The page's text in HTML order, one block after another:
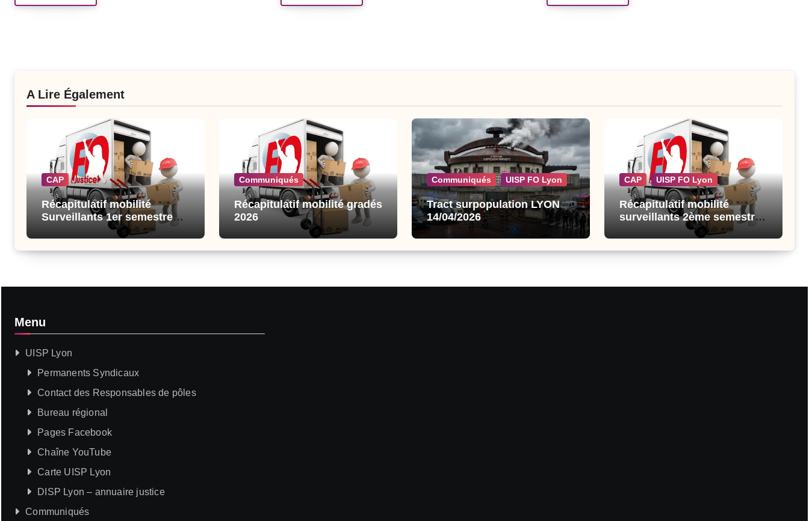
A Lire Également
CAP
Récapitulatif mobilité
Surveillants 1er semestre
Communiqués
Récapitulatif mobilité gradés
2026
Communiqués UISP FO Lyon
Tract surpopulation LYON
14/04/2026
CAP UISP FO Lyon
Récapitulatif mobilité
surveillants 2ème semestre
Menu
UISP Lyon
Permanents Syndicaux
Contact des Responsables de pôles
Bureau régional
Pages Facebook
Chaîne YouTube
Carte UISP Lyon
DISP Lyon – annuaire justice
Communiqués